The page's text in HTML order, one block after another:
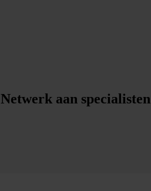
Netwerk aan specialisten